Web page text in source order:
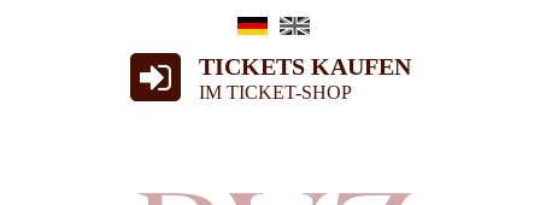
TICKETS KAUFEN
IM TICKET-SHOP